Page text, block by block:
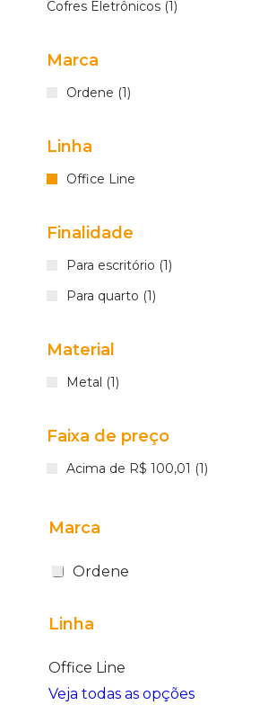
Cofres Eletrônicos (1)
Marca
Ordene (1)
Linha
Office Line
Finalidade
Para escritório (1)
Para quarto (1)
Material
Metal (1)
Faixa de preço
Acima de R$ 100,01 (1)
Marca
Ordene
Linha
Office Line
Veja todas as opções